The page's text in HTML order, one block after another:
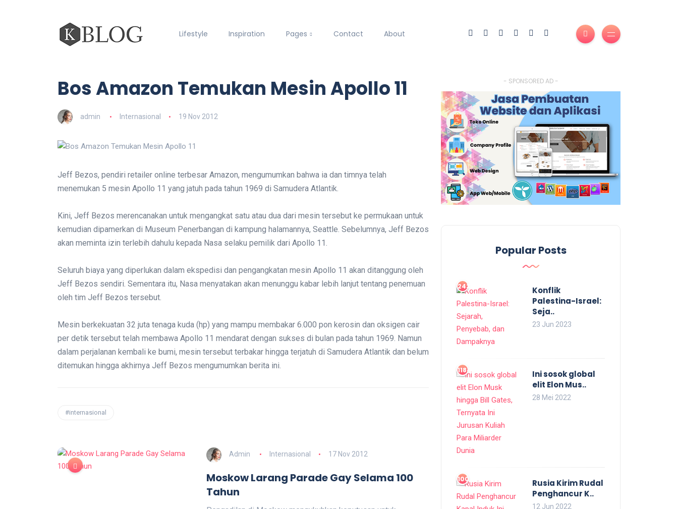
Lifestyle Inspiration Pages Contact About
Bos Amazon Temukan Mesin Apollo 11
admin Internasional 19 Nov 2012
Jeff Bezos, pendiri retailer online terbesar Amazon, mengumumkan bahwa ia dan timnya telah
menemukan 5 mesin Apollo 11 yang jatuh pada tahun 1969 di Samudera Atlantik.
Kini, Jeff Bezos merencanakan untuk mengangkat satu atau dua dari mesin tersebut ke permukaan untuk
kemudian dipamerkan di Museum Penerbangan di kampung halamannya, Seattle. Sebelumnya, Jeff Bezos
akan meminta izin terlebih dahulu kepada Nasa selaku pemilik dari Apollo 11.
Seluruh biaya yang diperlukan dalam ekspedisi dan pengangkatan mesin Apollo 11 akan ditanggung oleh
Jeff Bezos sendiri. Sementara itu, Nasa menyatakan akan menunggu kabar lebih lanjut tentang penemuan
oleh tim Jeff Bezos tersebut.
Mesin berkekuatan 32 juta tenaga kuda (hp) yang mampu membakar 6.000 pon kerosin dan oksigen cair
per detik tersebut telah membawa Apollo 11 mendarat dengan sukses di bulan pada tahun 1969. Namun
dalam perjalanan kembali ke bumi, mesin tersebut terbakar hingga terjatuh di Samudera Atlantik dan belum
ditemukan hingga akhirnya Jeff Bezos mengumumkan berita ini.
#internasional
Admin Internasional 17 Nov 2012
Moskow Larang Parade Gay Selama 100
Tahun
- SPONSORED AD -
Popular Posts
2437
Konflik
Palestina-Israel:
Seja..
23 Jun 2023
1184
Ini sosok global
elit Elon Mus..
28 Mei 2022
1003
Rusia Kirim Rudal
Penghancur K..
12 Jun 2022